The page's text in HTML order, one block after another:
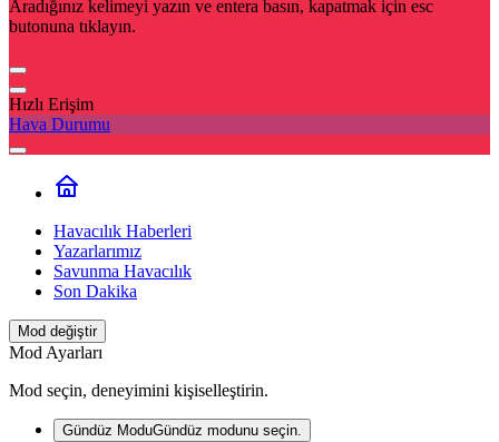
Aradığınız kelimeyi yazın ve entera basın, kapatmak için esc
butonuna tıklayın.
Hızlı Erişim
Hava Durumu
Havacılık Haberleri
Yazarlarımız
Savunma Havacılık
Son Dakika
Mod değiştir
Mod Ayarları
Mod seçin, deneyimini kişiselleştirin.
Gündüz ModuGündüz modunu seçin.